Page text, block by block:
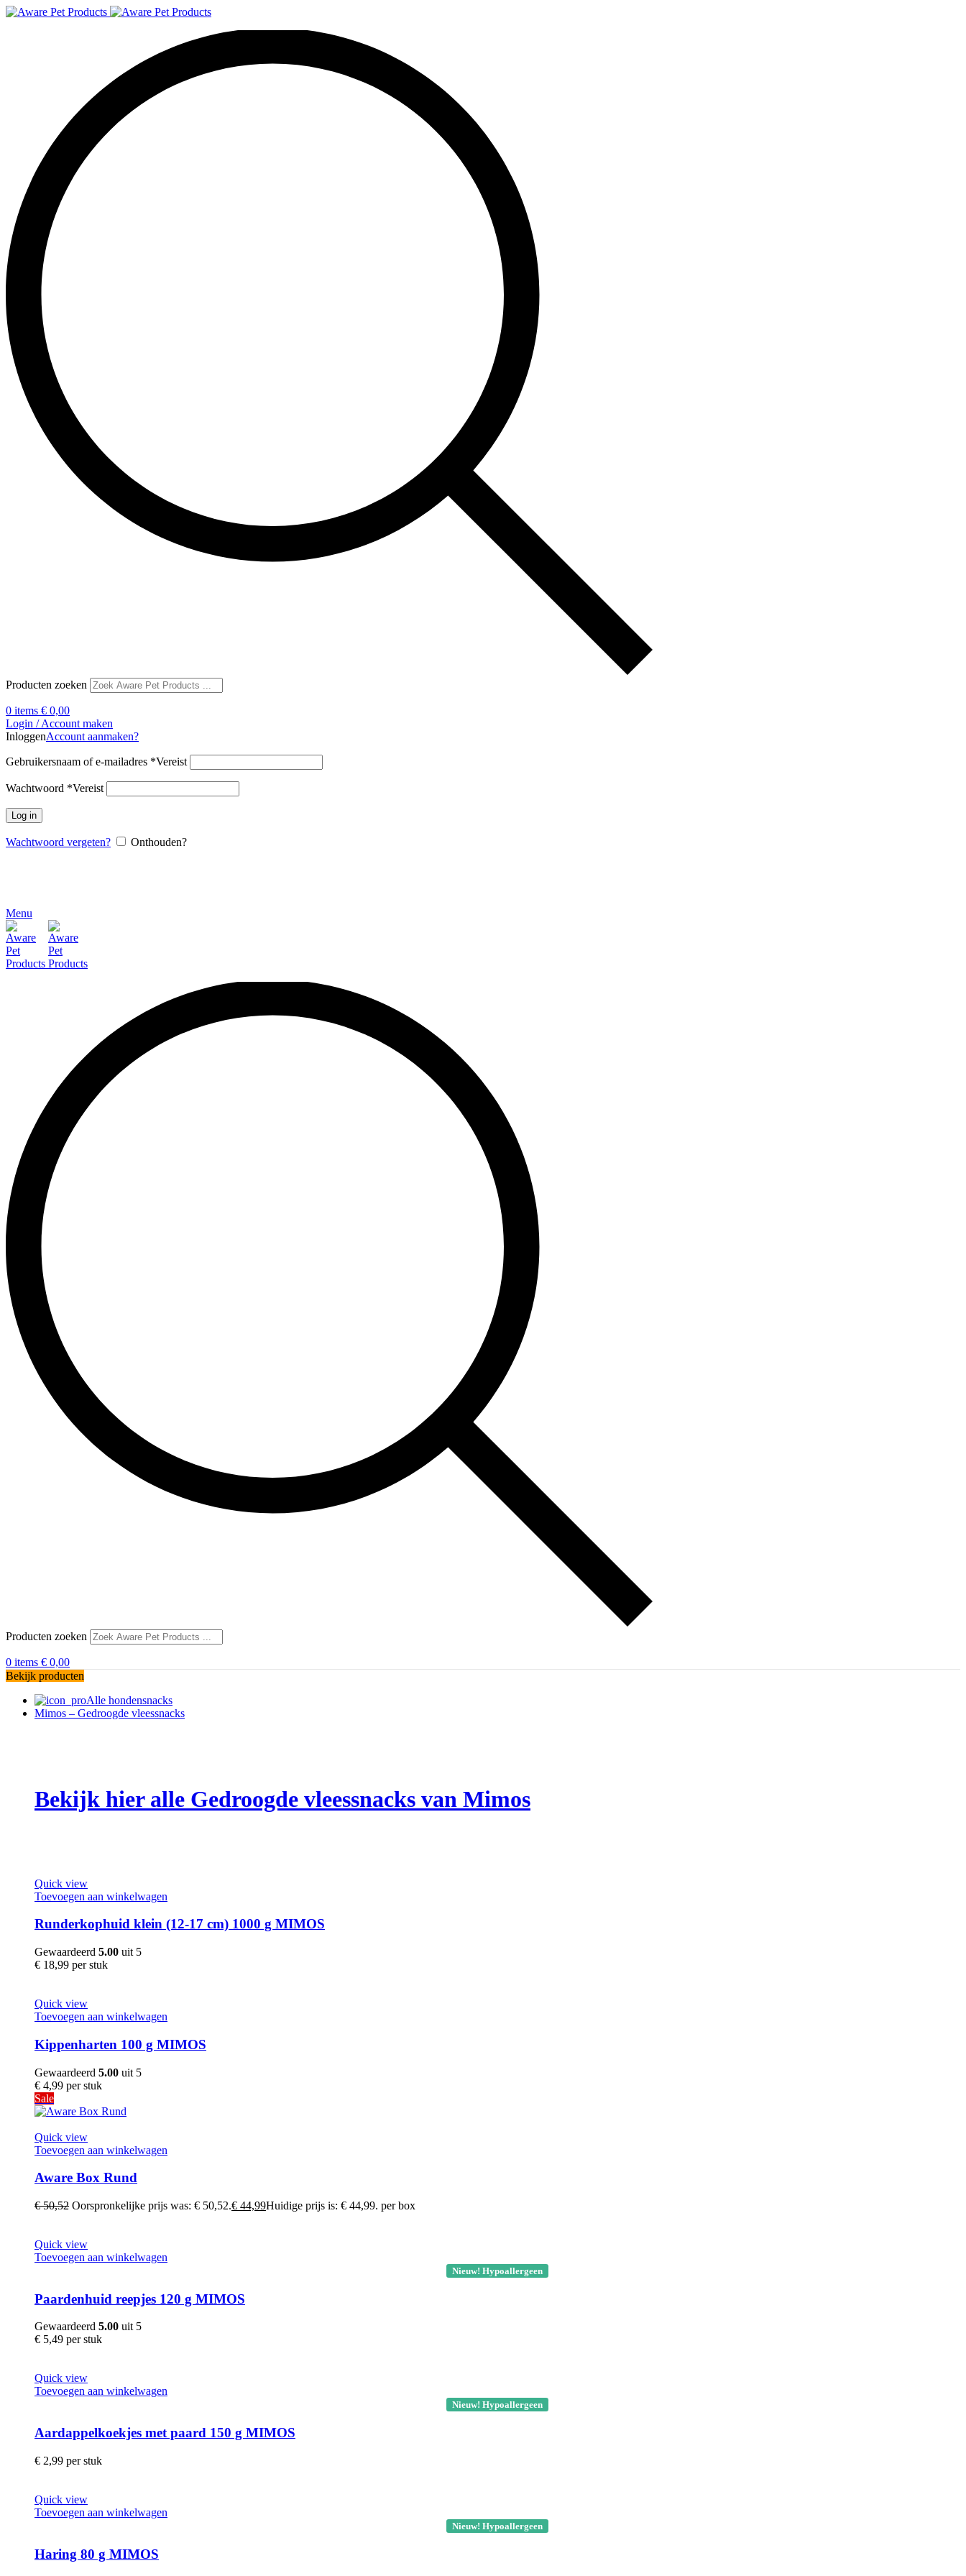
Producten zoeken
0 items € 0,00
Login / Account maken
InloggenAccount aanmaken?
Gebruikersnaam of e-mailadres *Vereist
Wachtwoord *Vereist
Log in
Wachtwoord vergeten? Onthouden?
Menu
Producten zoeken
0 items € 0,00
Bekijk producten
Alle hondensnacks
Mimos – Gedroogde vleessnacks
Bekijk hier alle Gedroogde vleessnacks van Mimos
Quick view
Toevoegen aan winkelwagen
Runderkophuid klein (12-17 cm) 1000 g MIMOS
Gewaardeerd 5.00 uit 5
€ 18,99 per stuk
Quick view
Toevoegen aan winkelwagen
Kippenharten 100 g MIMOS
Gewaardeerd 5.00 uit 5
€ 4,99 per stuk
Sale
Quick view
Toevoegen aan winkelwagen
Aware Box Rund
€50,52 Oorspronkelijke prijs was: € 50,52.€ 44,99Huidige prijs is: € 44,99. per box
Quick view
Toevoegen aan winkelwagen
Nieuw! Hypoallergeen
Paardenhuid reepjes 120 g MIMOS
Gewaardeerd 5.00 uit 5
€ 5,49 per stuk
Quick view
Toevoegen aan winkelwagen
Nieuw! Hypoallergeen
Aardappelkoekjes met paard 150 g MIMOS
€ 2,99 per stuk
Quick view
Toevoegen aan winkelwagen
Nieuw! Hypoallergeen
Haring 80 g MIMOS